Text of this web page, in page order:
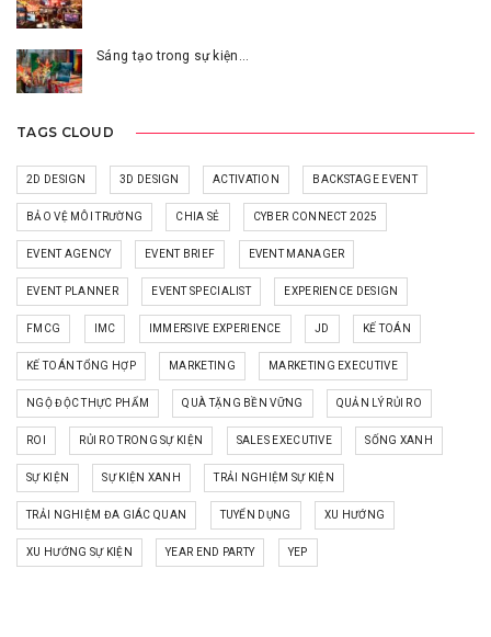
Sáng tạo trong sự kiện…
TAGS CLOUD
2D DESIGN 3D DESIGN ACTIVATION BACKSTAGE EVENT
BẢO VỆ MÔI TRƯỜNG CHIA SẺ CYBER CONNECT 2025
EVENT AGENCY EVENT BRIEF EVENT MANAGER
EVENT PLANNER EVENT SPECIALIST EXPERIENCE DESIGN
FMCG IMC IMMERSIVE EXPERIENCE JD KẾ TOÁN
KẾ TOÁN TỔNG HỢP MARKETING MARKETING EXECUTIVE
NGỘ ĐỘC THỰC PHẨM QUÀ TẶNG BỀN VỮNG QUẢN LÝ RỦI RO
ROI RỦI RO TRONG SỰ KIỆN SALES EXECUTIVE SỐNG XANH
SỰ KIỆN SỰ KIỆN XANH TRẢI NGHIỆM SỰ KIỆN
TRẢI NGHIỆM ĐA GIÁC QUAN TUYỂN DỤNG XU HƯỚNG
XU HƯỚNG SỰ KIỆN YEAR END PARTY YEP